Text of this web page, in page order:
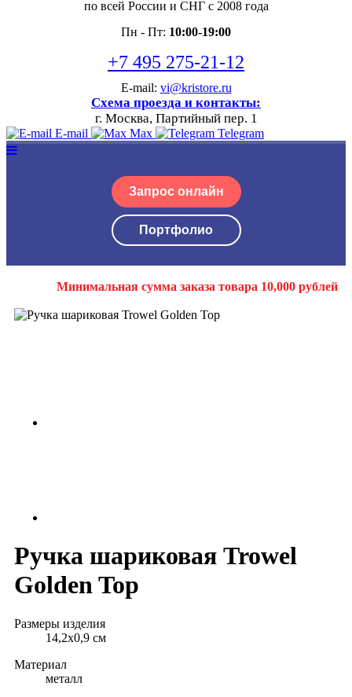
по всей России и СНГ с 2008 года
Пн - Пт: 10:00-19:00
+7 495 275-21-12
E-mail: vi@kristore.ru
Схема проезда и контакты:
г. Москва, Партийный пер. 1
E-mail Max Telegram
Запрос онлайн
Портфолио
Минимальная сумма заказа товара 10,000 рублей
Ручка шариковая Trowel
Golden Top
Размеры изделия
14,2х0,9 см
Материал
металл